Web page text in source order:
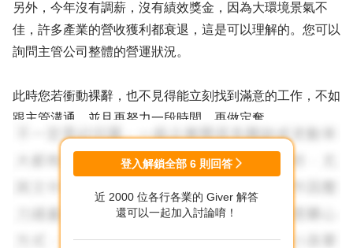
另外，今年沒有調薪，沒有績效獎金，因為大環境景氣不
佳，許多產業的營收獲利都衰退，這是可以理解的。您可以
詢問主管公司整體的營運狀況。
此時您若衝動裸辭，也不見得能立刻找到滿意的工作，不如
跟主管溝通，並且再努力一段時間，再做定奪。
以上意見提供參考。登入解鎖全部 6 則回答
近 2000 位各行各業的 Giver 解答
還可以一起加入討論唷！